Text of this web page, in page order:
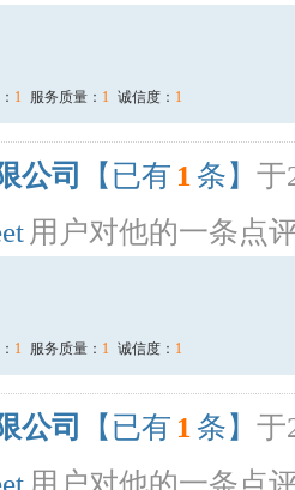
1 服务质量： 1 诚信度： 1
公司 【已有 1 条】 于
用户对他的一条点
1 服务质量： 1 诚信度： 1
公司 【已有 1 条】 于
用户对他的一条点